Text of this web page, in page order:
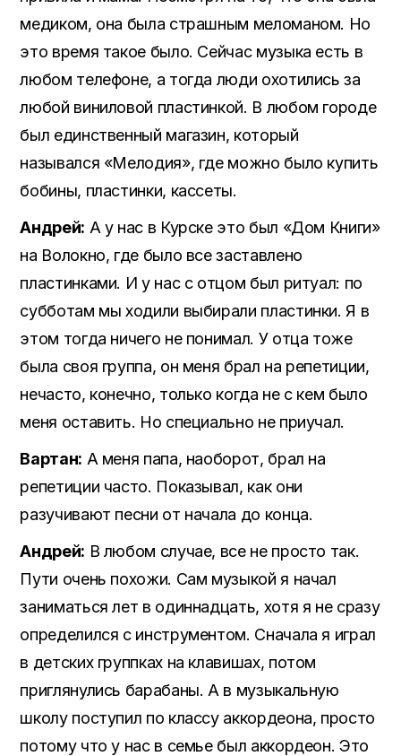
медиком, она была страшным меломаном. Но
это время такое было. Сейчас музыка есть в
любом телефоне, а тогда люди охотились за
любой виниловой пластинкой. В любом городе
был единственный магазин, который
назывался «Мелодия», где можно было купить
бобины, пластинки, кассеты.
Андрей: А у нас в Курске это был «Дом Книги»
на Волокно, где было все заставлено
пластинками. И у нас с отцом был ритуал: по
субботам мы ходили выбирали пластинки. Я в
этом тогда ничего не понимал. У отца тоже
была своя группа, он меня брал на репетиции,
нечасто, конечно, только когда не с кем было
меня оставить. Но специально не приучал.
Вартан: А меня папа, наоборот, брал на
репетиции часто. Показывал, как они
разучивают песни от начала до конца.
Андрей: В любом случае, все не просто так.
Пути очень похожи. Сам музыкой я начал
заниматься лет в одиннадцать, хотя я не сразу
определился с инструментом. Сначала я играл
в детских группках на клавишах, потом
приглянулись барабаны. А в музыкальную
школу поступил по классу аккордеона, просто
потому что у нас в семье был аккордеон. Это